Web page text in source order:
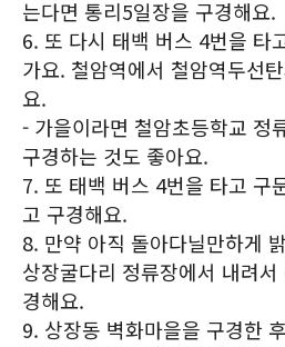
는다면 통리5일장을 구경해요.
6. 또 다시 태백 버스 4번을 타
가요. 철암역에서 철암역두선
요.
- 가을이라면 철암초등학교 정
구경하는 것도 좋아요.
7. 또 태백 버스 4번을 타고 구
고 구경해요.
8. 만약 아직 돌아다닐만하게
상장굴다리 정류장에서 내려
경해요.
9. 상장동 벽화마을을 구경한